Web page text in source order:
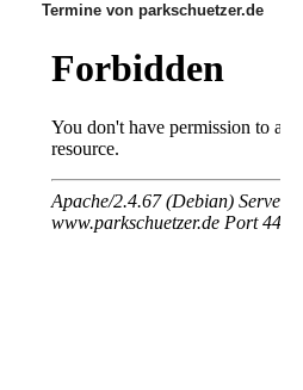
Termine von parkschuetzer.de